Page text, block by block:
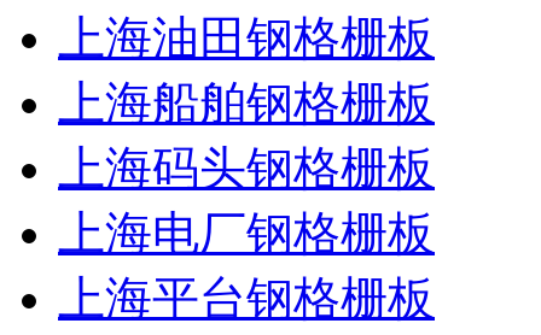
上海油田钢格栅板
上海船舶钢格栅板
上海码头钢格栅板
上海电厂钢格栅板
上海平台钢格栅板